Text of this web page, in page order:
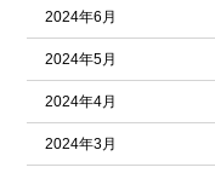
2024年6月
2024年5月
2024年4月
2024年3月